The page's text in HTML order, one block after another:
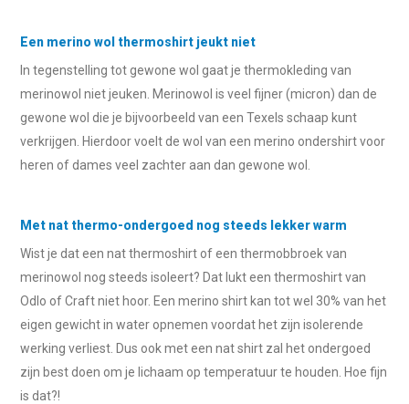
Een merino wol thermoshirt jeukt niet
In tegenstelling tot gewone wol gaat je thermokleding van
merinowol niet jeuken. Merinowol is veel fijner (micron) dan de
gewone wol die je bijvoorbeeld van een Texels schaap kunt
verkrijgen. Hierdoor voelt de wol van een merino ondershirt voor
heren of dames veel zachter aan dan gewone wol.
Met nat thermo-ondergoed nog steeds lekker warm
Wist je dat een nat thermoshirt of een thermobbroek van
merinowol nog steeds isoleert? Dat lukt een thermoshirt van
Odlo of Craft niet hoor. Een merino shirt kan tot wel 30% van het
eigen gewicht in water opnemen voordat het zijn isolerende
werking verliest. Dus ook met een nat shirt zal het ondergoed
zijn best doen om je lichaam op temperatuur te houden. Hoe fijn
is dat?!